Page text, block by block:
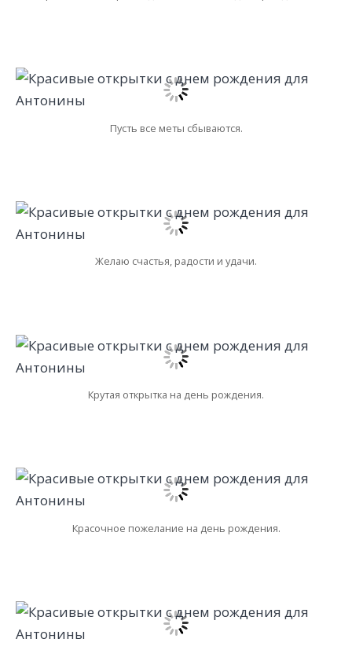
Пусть все меты сбываются.
Желаю счастья, радости и удачи.
Крутая открытка на день рождения.
Красочное пожелание на день рождения.